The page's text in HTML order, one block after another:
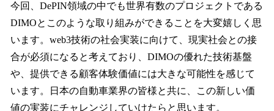
今回、DePIN領域の中でも世界有数のプロジェクトである
DIMOとこのような取り組みができることを大変嬉しく思
います。web3技術の社会実装に向けて、現実社会との接
合が必須になると考えており、DIMOの優れた技術基盤
や、提供できる顧客体験価値には大きな可能性を感じて
います。日本の自動車業界の皆様と共に、この新しい価
値の実装にチャレンジしていけたらと思います。